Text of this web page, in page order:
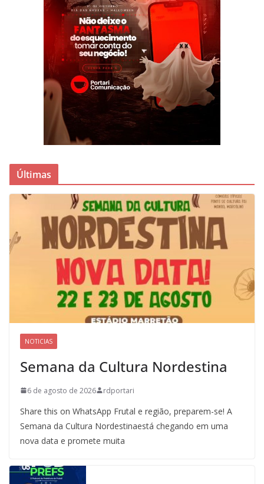
Últimas
NOTICIAS
Semana da Cultura Nordestina
6 de agosto de 2026 rdportari
Share this on WhatsApp Frutal e região, preparem-se! A
Semana da Cultura Nordestinaestá chegando em uma
nova data e promete muita